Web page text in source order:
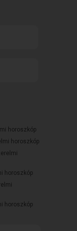
horoszkóp
horoszkóp
horoszkóp
horoszkóp